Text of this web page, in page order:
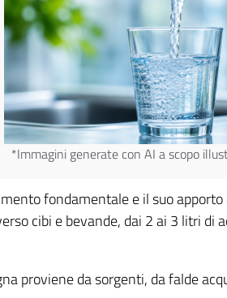
*Immagini generate con AI a scopo
fondamentale e il suo
cibi e bevande, dai 2 ai 3 litri di
proviene da sorgenti, da falde